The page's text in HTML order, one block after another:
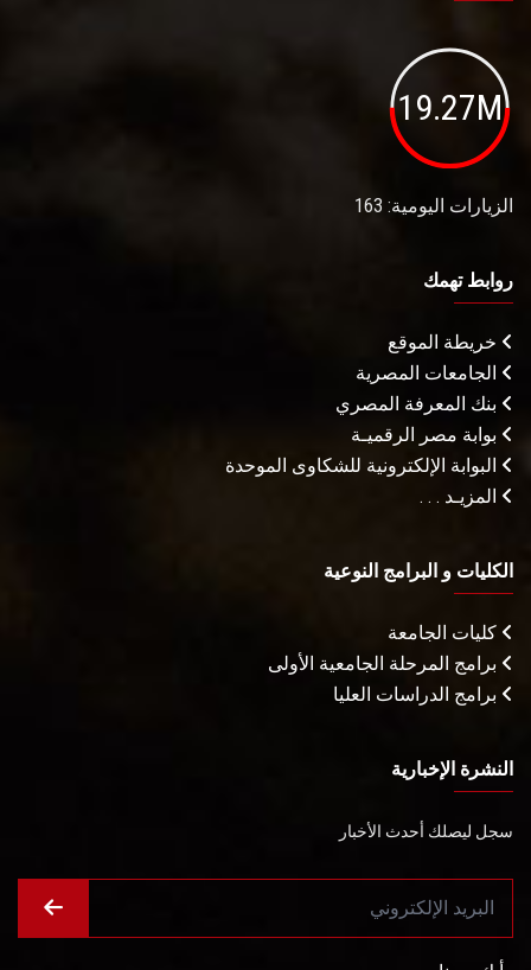
19.27M
الزيارات اليومية: 163
روابط تهمك
خريطة الموقع
الجامعات المصرية
بنك المعرفة المصري
بوابة مصر الرقميـة
البوابة الإلكترونية للشكاوى الموحدة
المزيـد . . .
الكليات و البرامج النوعية
كليات الجامعة
برامج المرحلة الجامعية الأولى
برامج الدراسات العليا
النشرة الإخبارية
سجل ليصلك أحدث الأخبار